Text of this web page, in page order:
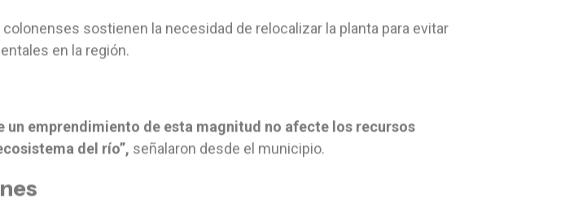
sostienen la necesidad de relocalizar la planta para evitar
en la región.
un emprendimiento de esta magnitud no afecte los recursos
del río”, señalaron desde el municipio.